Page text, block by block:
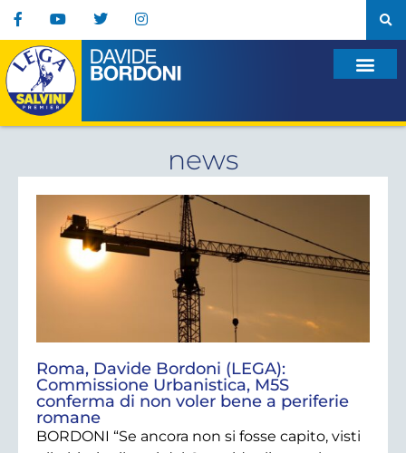
news
Roma, Davide Bordoni (LEGA):
Commissione Urbanistica, M5S
conferma di non voler bene a periferie
romane
BORDONI “Se ancora non si fosse capito, visti